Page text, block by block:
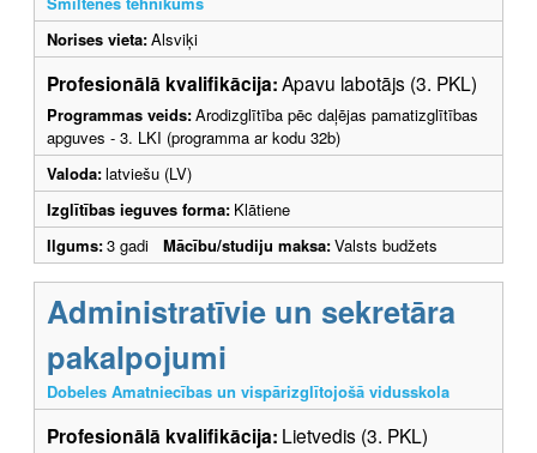
Norises vieta:Alsviķi
Profesionālā kvalifikācija:Apavu labotājs (3. PKL)
Programmas veids:Arodizglītība pēc daļējas pamatizglītības
apguves - 3. LKI (programma ar kodu 32b)
Valoda:latviešu (LV)
Izglītības ieguves forma: Klātiene
Ilgums:3 gadi Mācību/studiju maksa:Valsts budžets
Administratīvie un sekretāra
pakalpojumi
Dobeles Amatniecības un vispārizglītojošā vidusskola
Profesionālā kvalifikācija: Lietvedis (3. PKL)